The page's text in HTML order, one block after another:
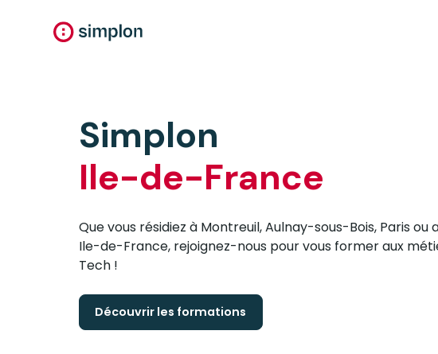
Simplon
Ile-de-France
Que vous résidiez à Montreuil, Aulnay-sous-Bois, Paris ou
Ile-de-France, rejoignez-nous pour vous former aux
Tech !
Découvrir les formations